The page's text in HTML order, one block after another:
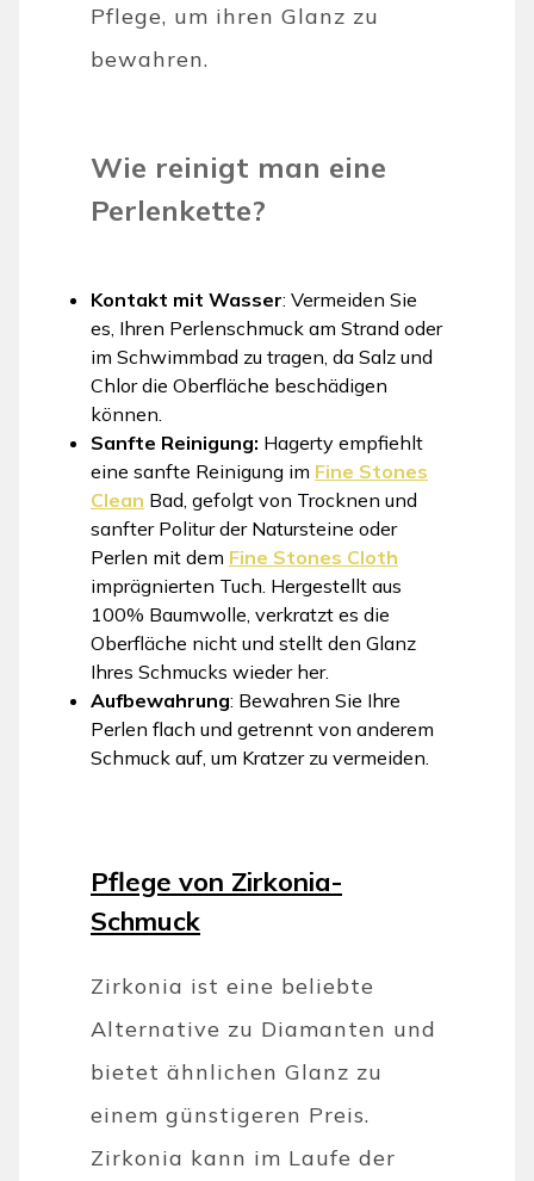
Pflege, um ihren Glanz zu
bewahren.
Wie reinigt man eine
Perlenkette?
Kontakt mit Wasser: Vermeiden Sie
es, Ihren Perlenschmuck am Strand oder
im Schwimmbad zu tragen, da Salz und
Chlor die Oberfläche beschädigen
können.
Sanfte Reinigung: Hagerty empfiehlt
eine sanfte Reinigung im Fine Stones
Clean Bad, gefolgt von Trocknen und
sanfter Politur der Natursteine oder
Perlen mit dem Fine Stones Cloth
imprägnierten Tuch. Hergestellt aus
100% Baumwolle, verkratzt es die
Oberfläche nicht und stellt den Glanz
Ihres Schmucks wieder her.
Aufbewahrung: Bewahren Sie Ihre
Perlen flach und getrennt von anderem
Schmuck auf, um Kratzer zu vermeiden.
Pflege von Zirkonia-
Schmuck
Zirkonia ist eine beliebte
Alternative zu Diamanten und
bietet ähnlichen Glanz zu
einem günstigeren Preis.
Zirkonia kann im Laufe der